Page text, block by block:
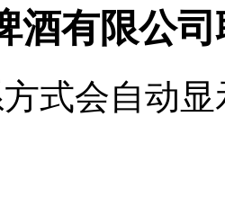
酒有限公
式会自动显